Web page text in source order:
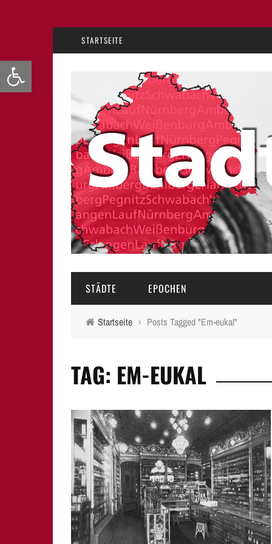
Werkzeugleiste öffnen
STARTSEITE
STÄDTE
BAMBERG
FÜRTH
LAUF A.D. PEGNITZ
NEUMARKT I.D.OPF.
NÜRNBERG
PEGNITZ
EPOCHEN
16.-18. JAHRHUNDERT
20.-21. JAHRHUNDERT
Startseite › Posts Tagged "Em-eukal"
TAG: EM-EUKAL